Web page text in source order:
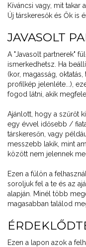
Kíváncsi vagy, mit takar
Új társkeresők és Ők is
JAVASOLT
A "Javasolt partnerek"
ismerkedhetsz. Ha
(kor, magasság,
profilkép jelenléte...),
fogod látni, akik
Ajánlott, hogy a szűrőt
egy évvel idősebb /
társkeresőn, vagy
messzebb lakik, mint
között nem jelennek
Ezen a fülön a
soroljuk fel a te és az
alapján. Minél több
magasabban találod
Ezen a lapon azok a